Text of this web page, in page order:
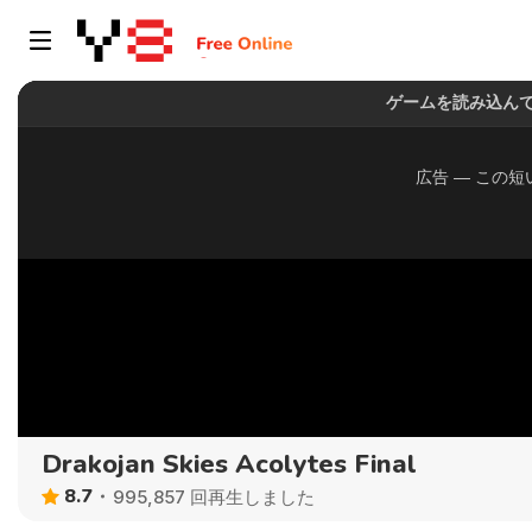
Drakojan Skies Acolytes Final
8.7 995,857 回再生しました